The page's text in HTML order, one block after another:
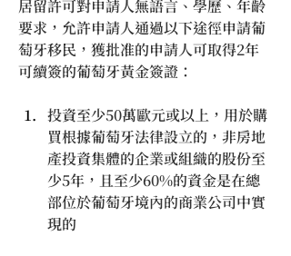
居留許可對申請人無語言、學歷、年齡
要求，允許申請人通過以下途徑申請葡
萄牙移民，獲批准的申請人可取得2年
可續簽的葡萄牙黃金簽證：
投資至少50萬歐元或以上，用於購
買根據葡萄牙法律設立的，非房地
產投資集體的企業或組織的股份至
少5年，且至少60%的資金是在總
部位於葡萄牙境內的商業公司中實
現的